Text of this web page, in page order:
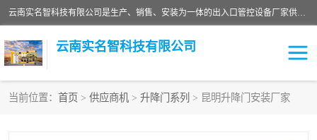
云南实名智科技有限公司是生产、销售、安装为一体的出入口管控设备厂家供应商。主营:电动伸缩门、道闸、广告道闸、重型空降闸、车牌识别、门禁通道、升降柱、岗亭、旗杆等智能设备。主营产品: 电动伸缩门,道闸门禁,车牌识别 生产、销售、安装为一体的出入口管控设备厂家源头供应商。
云南实名智科技有限公司
当前位置： 首页 > 供应商机 > 升降门系列 > 昆明升降门安装厂家